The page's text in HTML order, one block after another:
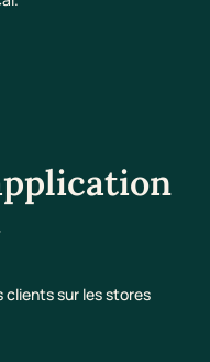
clients sur les stores